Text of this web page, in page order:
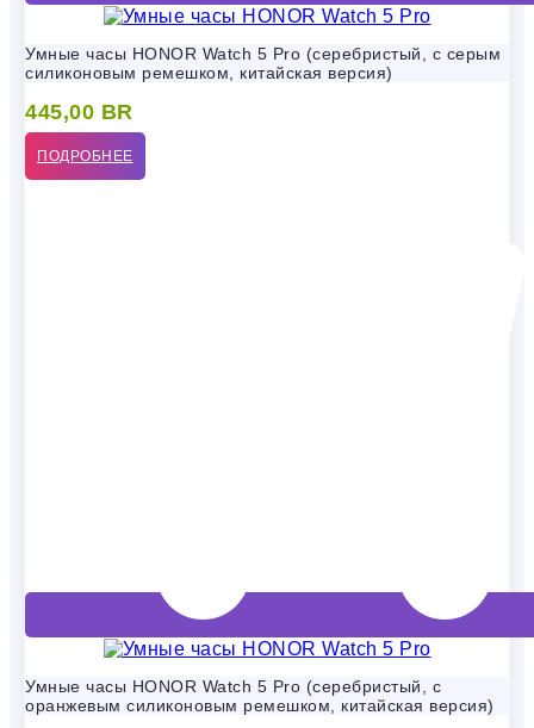
Умные часы HONOR Watch 5 Pro (серебристый, с серым
силиконовым ремешком, китайская версия)
445,00 BR
ПОДРОБНЕЕ
Умные часы HONOR Watch 5 Pro (серебристый, с
оранжевым силиконовым ремешком, китайская версия)